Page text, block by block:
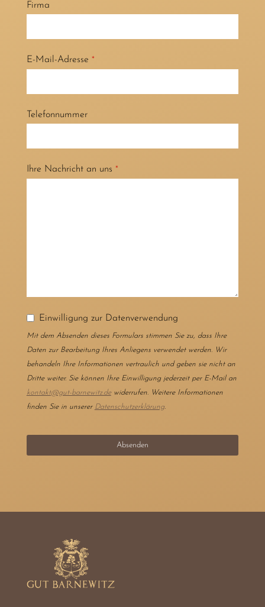
Firma
E-Mail-Adresse *
Telefonnummer
Ihre Nachricht an uns *
Einwilligung zur Datenverwendung
Mit dem Absenden dieses Formulars stimmen Sie zu, dass Ihre
Daten zur Bearbeitung Ihres Anliegens verwendet werden. Wir
behandeln Ihre Informationen vertraulich und geben sie nicht an
Dritte weiter. Sie können Ihre Einwilligung jederzeit per E-Mail an
kontakt@gut-barnewitz.dewiderrufen. Weitere Informationen
finden Sie in unserer Datenschutzerklärung.
Absenden
s
l